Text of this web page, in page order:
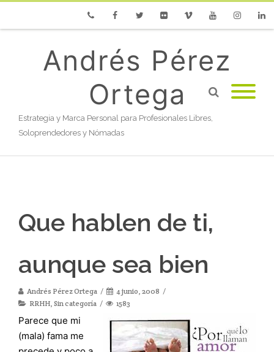
Andrés Pérez
Ortega
Estrategia y Marca Personal para Profesionales Libres,
Soloprendedores y Nómadas
Que hablen de ti,
aunque sea bien
Andrés Pérez Ortega
4 junio, 2008
RRHH, Sin categoría 1583
Parece que mi
(mala) fama me